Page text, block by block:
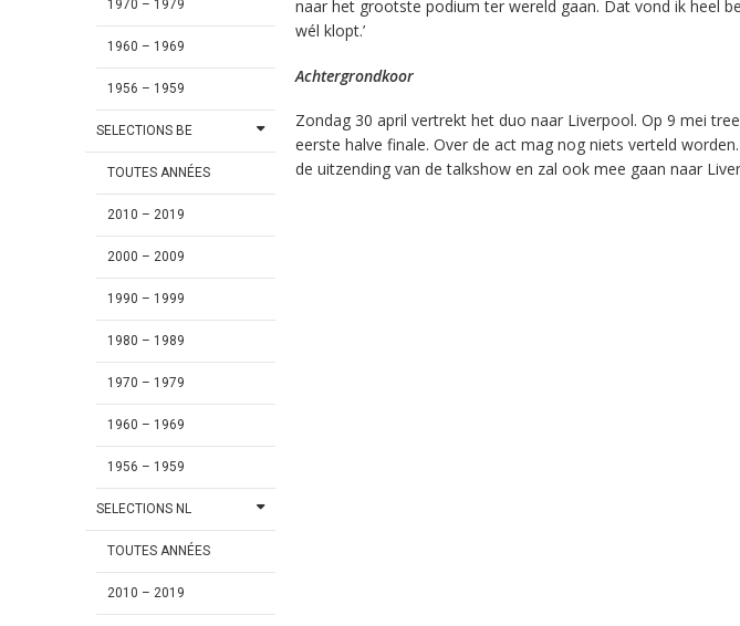
1970 – 1979
1960 – 1969
1956 – 1959
SELECTIONS BE
TOUTES ANNÉES
2010 – 2019
2000 – 2009
1990 – 1999
1980 – 1989
1970 – 1979
1960 – 1969
1956 – 1959
SELECTIONS NL
TOUTES ANNÉES
2010 – 2019
naar het grootste podium ter wereld gaan. Dat vond ik heel
wél klopt.’
Achtergrondkoor
Zondag 30 april vertrekt het duo naar Liverpool. Op 9 mei
eerste halve finale. Over de act mag nog niets verteld
de uitzending van de talkshow en zal ook mee gaan naar